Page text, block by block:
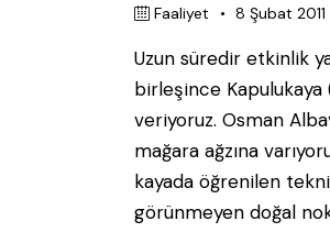
Faaliyet 8 Şubat 2011
Uzun süredir etkinlik
birleşince Kapulukaya
veriyoruz. Osman
mağara ağzına
kayada öğrenilen
görünmeyen doğal